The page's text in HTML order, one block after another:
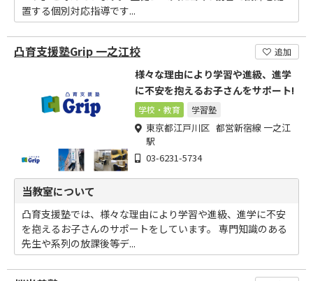
置する個別対応指導です...
凸育支援塾Grip 一之江校 追加
様々な理由により学習や進級、進学
に不安を抱えるお子さんをサポート!
学校・教育 学習塾
東京都江戸川区 都営新宿線 一之江
駅
03-6231-5734
当教室について
凸育支援塾では、様々な理由により学習や進級、進学に不安
を抱えるお子さんのサポートをしています。 専門知識のある
先生や系列の放課後等デ...